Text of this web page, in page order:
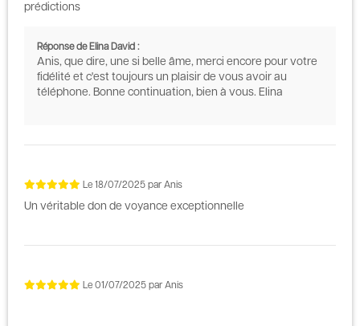
prédictions
Réponse de Elina David :
Anis, que dire, une si belle âme, merci encore pour votre
fidélité et c'est toujours un plaisir de vous avoir au
téléphone. Bonne continuation, bien à vous. Elina
Le 18/07/2025 par Anis
Un véritable don de voyance exceptionnelle
Le 01/07/2025 par Anis